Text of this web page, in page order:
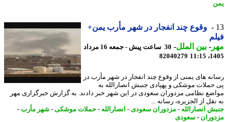
وقوع چند انفجار در شهر مأرب یمن+
-بین الملل-
30 ساعت پیش - جمعه 16 مرداد
82040279
های یمنی از وقوع چند انفجار در شهر مأرب در
موشکی و پهپادی جنبش انصارالله به
نظامی مزدوران سعودی در این شهر خبر دادند. به گزارش خبرگزاری مهر
از الجزیره، رسانه ...
انصارالله-مزدوران سعودی-انصارالله-حملات موشکی-شهر مأرب-
- سعودی